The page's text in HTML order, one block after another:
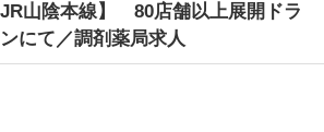
JR山陰本線】 80店舗以上展開ドラ
にて／調剤薬局求人